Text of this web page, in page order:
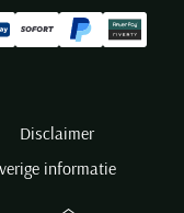
Disclaimer
informatie